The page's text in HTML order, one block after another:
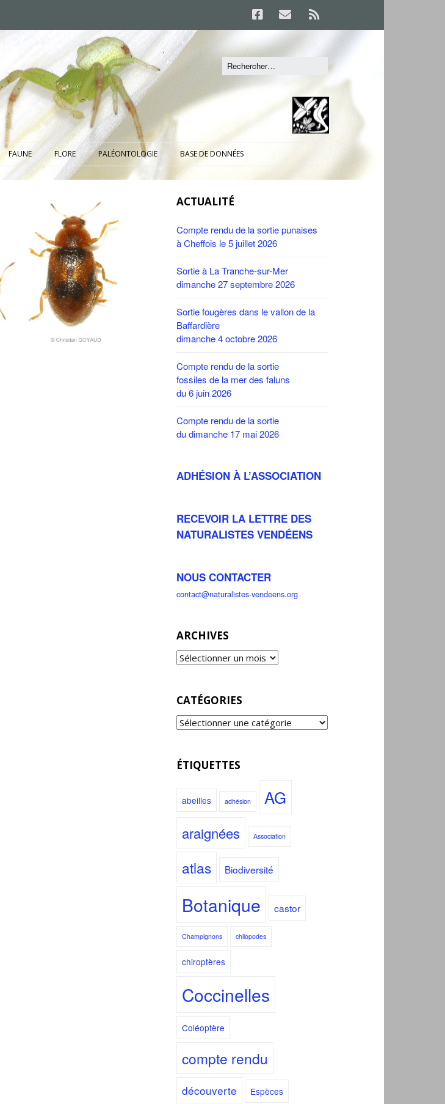
FAUNE FLORE PALÉONTOLOGIE BASE DE DONNÉES
ACTUALITÉ
Compte rendu de la sortie punaises
à Cheffois le 5 juillet 2026
Sortie à La Tranche-sur-Mer
dimanche 27 septembre 2026
Sortie fougères dans le vallon de la
Baffardière
dimanche 4 octobre 2026
Compte rendu de la sortie
fossiles de la mer des faluns
du 6 juin 2026
Compte rendu de la sortie
du dimanche 17 mai 2026
ADHÉSION À L’ASSOCIATION
RECEVOIR LA LETTRE DES
NATURALISTES VENDÉENS
NOUS CONTACTER
contact@naturalistes-vendeens.org
ARCHIVES
CATÉGORIES
ÉTIQUETTES
abeilles adhésion AG
araignées Association
atlas Biodiversité
Botanique castor
Champignons chilopodes
chiroptères
Coccinelles
Coléoptère
compte rendu
découverte Espèces